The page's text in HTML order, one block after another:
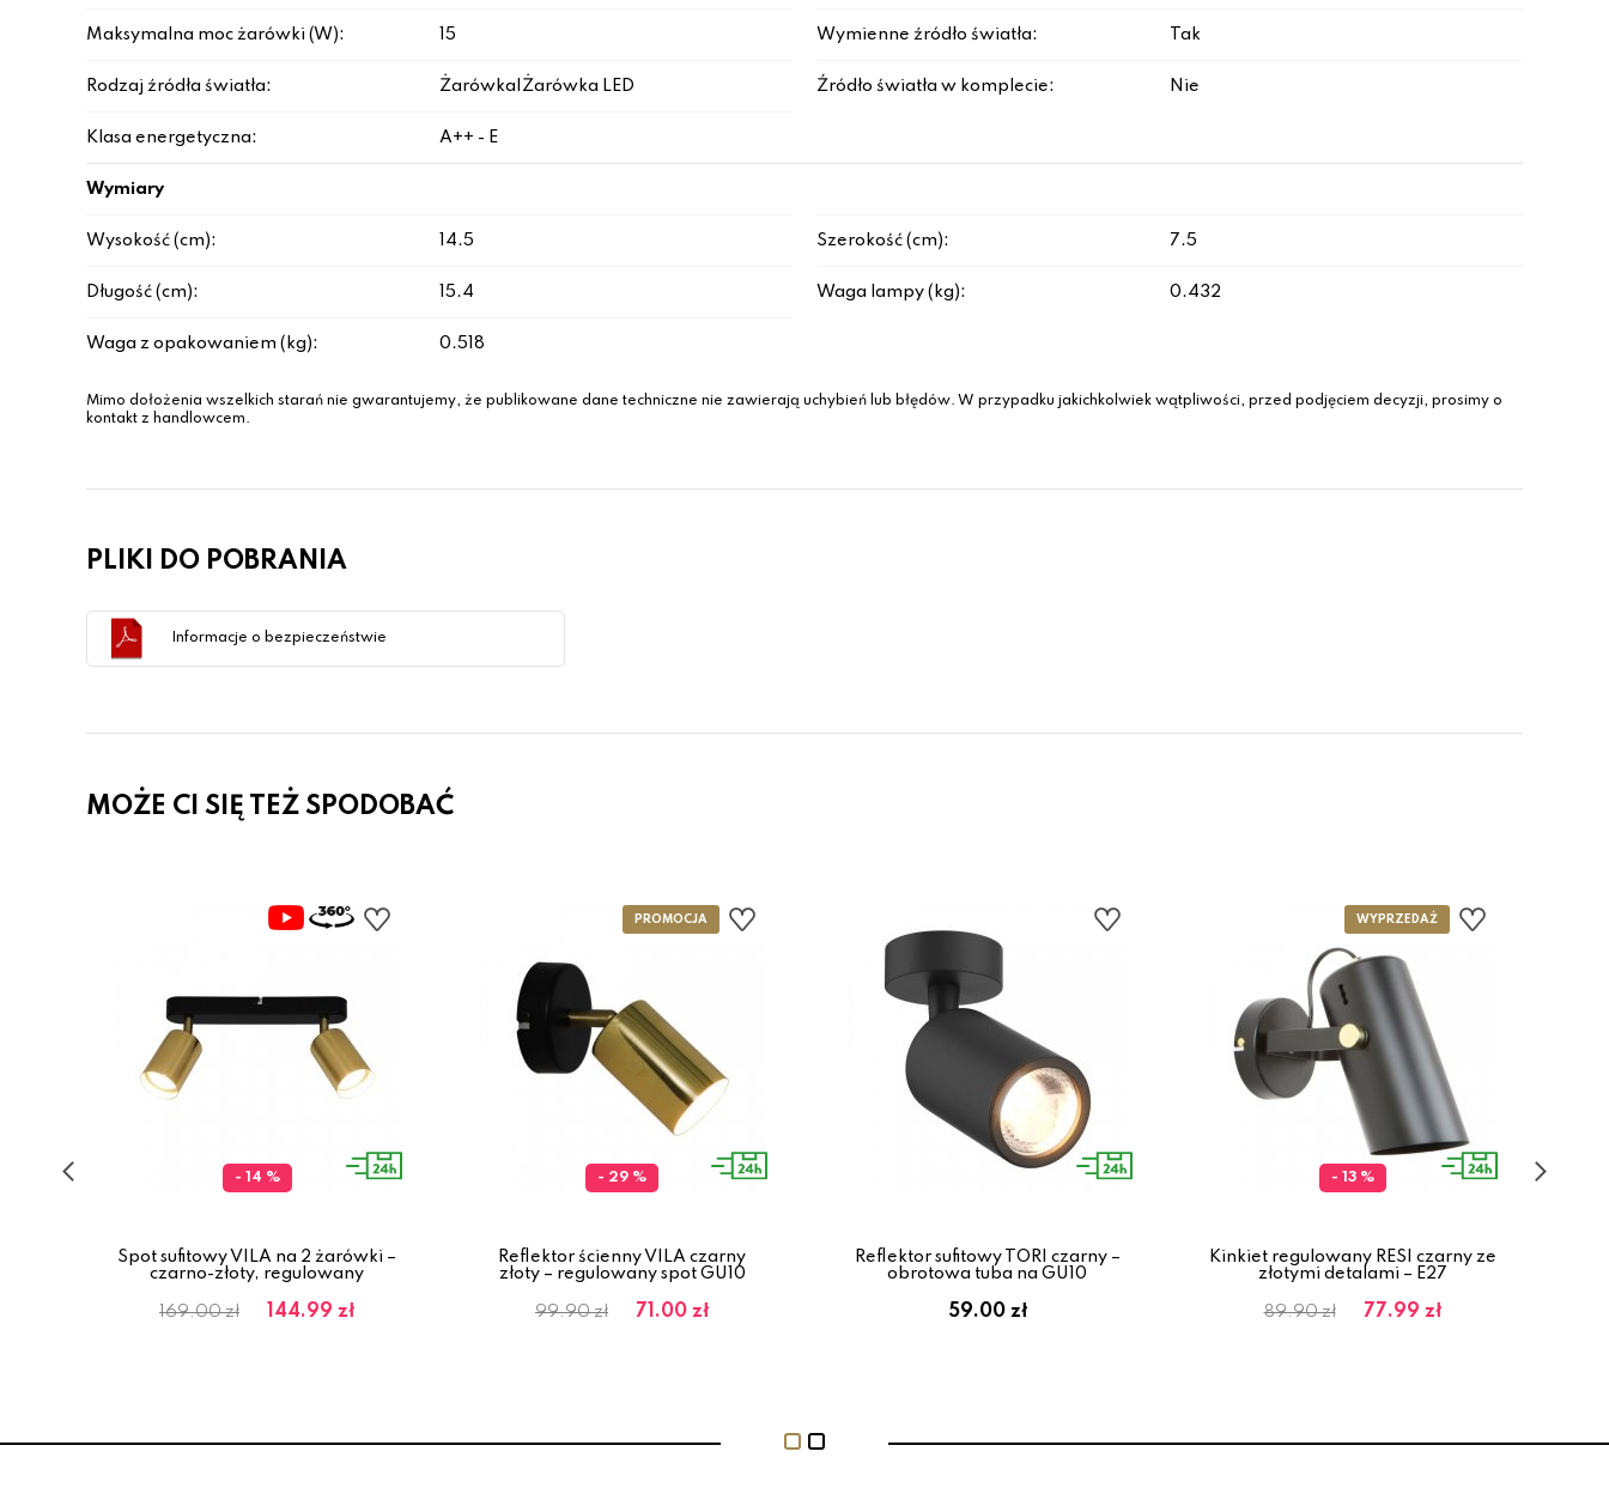
Maksymalna moc żarówki (W): 15 Wymienne źródło światła: Tak
Rodzaj źródła światła: Żarówka|Żarówka LED Źródło światła w komplecie: Nie
Klasa energetyczna: A++ - E
Wymiary
Wysokość (cm): 14.5 Szerokość (cm): 7.5
Długość (cm): 15.4 Waga lampy (kg): 0.432
Waga z opakowaniem (kg): 0.518
Mimo dołożenia wszelkich starań nie gwarantujemy, że publikowane dane techniczne nie zawierają uchybień lub błędów. W przypadku jakichkolwiek wątpliwości, przed podjęciem decyzji, prosimy o
kontakt z handlowcem.
PLIKI DO POBRANIA
Informacje o bezpieczeństwie
MOŻE CI SIĘ TEŻ SPODOBAĆ
- 14 %
Spot sufitowy VILA na 2 żarówki –
czarno-złoty, regulowany
169.00 zł 144.99 zł
- 29 %
Reflektor ścienny VILA czarny
złoty – regulowany spot GU10
99.90 zł 71.00 zł
Reflektor sufitowy TORI czarny –
obrotowa tuba na GU10
59.00 zł
- 13 %
Kinkiet regulowany RESI czarny ze
złotymi detalami – E27
89.90 zł 77.99 zł